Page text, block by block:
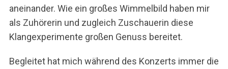
aneinander. Wie ein großes Wimmelbild haben mir
als Zuhörerin und zugleich Zuschauerin diese
Klangexperimente großen Genuss bereitet.
Begleitet hat mich während des Konzerts immer die